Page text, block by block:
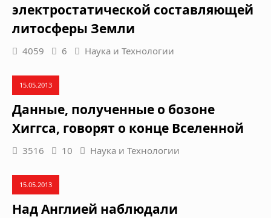
электростатической составляющей
литосферы Земли
4059 6 Наука и Технологии
15.05.2013
Данные, полученные о бозоне
Хиггса, говорят о конце Вселенной
3516 10 Наука и Технологии
15.05.2013
Над Англией наблюдали